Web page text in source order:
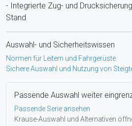
- Integrierte Zug- und
Stand
Auswahl- und Sicherheitswissen
Normen für Leitern und Fahrgerüste
Sichere Auswahl und Nutzung von
Passende Auswahl weiter
Passende Serie ansehen
Krause-Auswahl und Alternativen